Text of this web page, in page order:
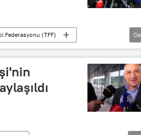
Federasyonu (TFF)